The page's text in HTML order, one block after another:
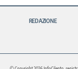
REDAZIONE